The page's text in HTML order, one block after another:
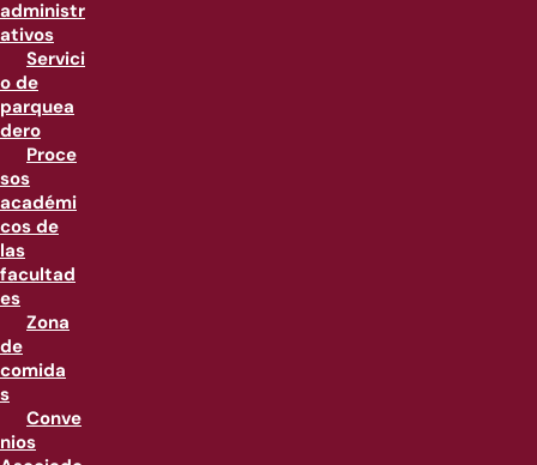
administr
ativos
Servici
o de
parquea
dero
Proce
sos
académi
cos de
las
facultad
es
Zona
de
comida
s
Conve
nios